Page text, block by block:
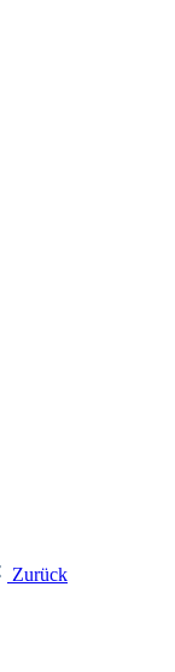
Zurück